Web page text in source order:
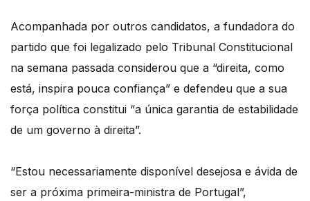
Acompanhada por outros candidatos, a fundadora do
partido que foi legalizado pelo Tribunal Constitucional
na semana passada considerou que a “direita, como
está, inspira pouca confiança” e defendeu que a sua
força política constitui “a única garantia de estabilidade
de um governo à direita”.
“Estou necessariamente disponível desejosa e ávida de
ser a próxima primeira-ministra de Portugal”,